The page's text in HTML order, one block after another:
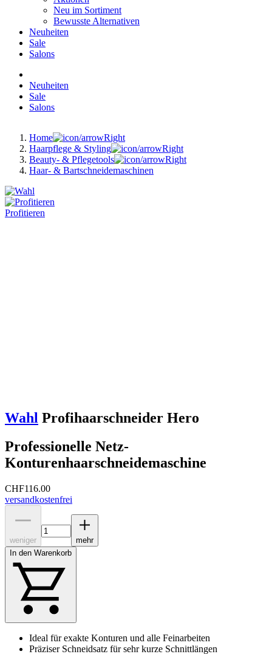
Neu im Sortiment
Bewusste Alternativen
Neuheiten
Sale
Salons
Neuheiten
Sale
Salons
Home
Haarpflege & Styling
Beauty- & Pflegetools
Haar- & Bartschneidemaschinen
Profitieren
Wahl Profihaarschneider Hero
Professionelle Netz-
Konturenhaarschneidemaschine
CHF116.00
versandkostenfrei
weniger
mehr
In den Warenkorb
Ideal für exakte Konturen und alle Feinarbeiten
Präziser Schneidsatz für sehr kurze Schnittlängen